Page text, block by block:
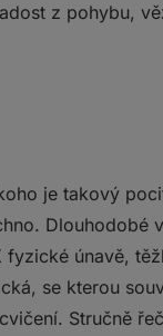
z pohybu,
je takový
Dlouhodobé
fyzické únavě,
se kterou
Stručně